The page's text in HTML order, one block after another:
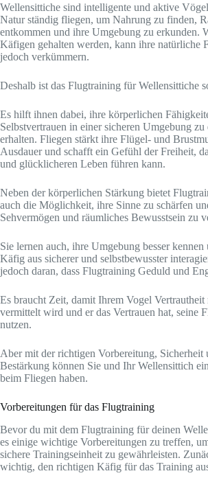
Wellensittiche sind intelligente und aktive
Natur ständig fliegen, um Nahrung zu finden,
entkommen und ihre Umgebung zu erkunden.
Käfigen gehalten werden, kann ihre natürliche
jedoch verkümmern.
Deshalb ist das Flugtraining für Wellensittiche
Es hilft ihnen dabei, ihre körperlichen
Selbstvertrauen in einer sicheren Umgebung
erhalten. Fliegen stärkt ihre Flügel- und
Ausdauer und schafft ein Gefühl der Freiheit,
und glücklicheren Leben führen kann.
Neben der körperlichen Stärkung bietet
auch die Möglichkeit, ihre Sinne zu schärfen
Sehvermögen und räumliches Bewusstsein zu
Sie lernen auch, ihre Umgebung besser
Käfig aus sicherer und selbstbewusster
jedoch daran, dass Flugtraining Geduld und
Es braucht Zeit, damit Ihrem Vogel
vermittelt wird und er das Vertrauen hat, seine
nutzen.
Aber mit der richtigen Vorbereitung, Sicherheit
Bestärkung können Sie und Ihr Wellensittich
beim Fliegen haben.
Vorbereitungen für das Flugtraining
Bevor du mit dem Flugtraining für deinen
es einige wichtige Vorbereitungen zu treffen,
sichere Trainingseinheit zu gewährleisten.
wichtig, den richtigen Käfig für das Training